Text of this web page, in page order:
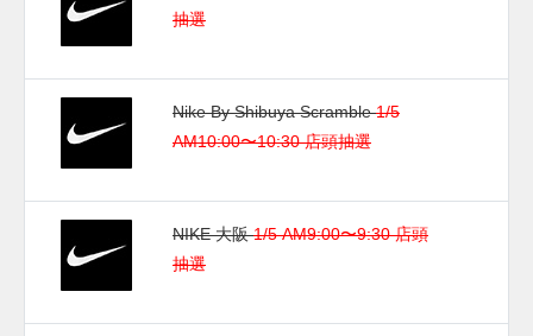
抽選
Nike By Shibuya Scramble1/5
AM10:00〜10:30 店頭抽選
NIKE 大阪1/5 AM9:00〜9:30 店頭
抽選